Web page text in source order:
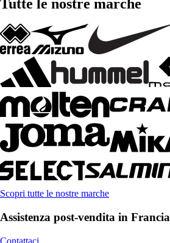
Tutte le nostre marche
Scopri tutte le nostre marche
Assistenza post-vendita in Francia
Contattaci